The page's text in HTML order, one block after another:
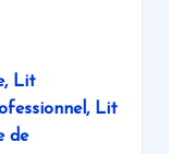
Lit
Lit
de